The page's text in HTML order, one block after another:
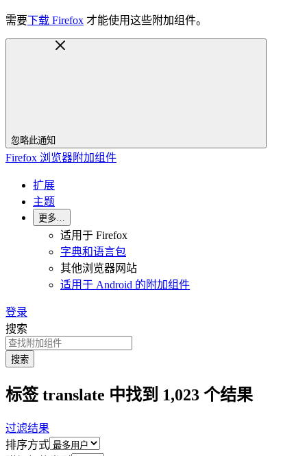
需要下载 Firefox 才能使用这些附加组件。
忽略此通知
Firefox 浏览器附加组件
扩展
主题
更多…
适用于 Firefox
字典和语言包
其他浏览器网站
适用于 Android 的附加组件
登录
搜索
搜索
标签 translate 中找到 1,023 个结果
过滤结果
排序方式